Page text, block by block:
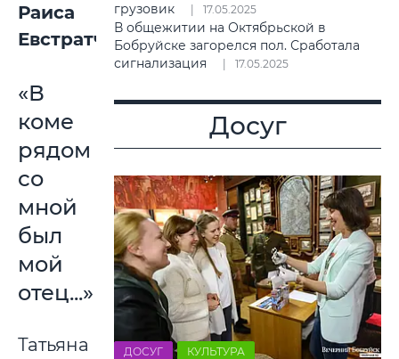
Раиса
Евстратчик.
«В
коме
рядом
со
мной
был
мой
отец...»
Татьяна
грузовик
17.05.2025
В общежитии на Октябрьской в
Бобруйске загорелся пол. Сработала
сигнализация
17.05.2025
Досуг
ДОСУГ КУЛЬТУРА